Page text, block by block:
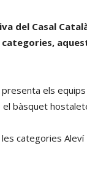
del Casal
presenta els
bàsquet
categories Aleví